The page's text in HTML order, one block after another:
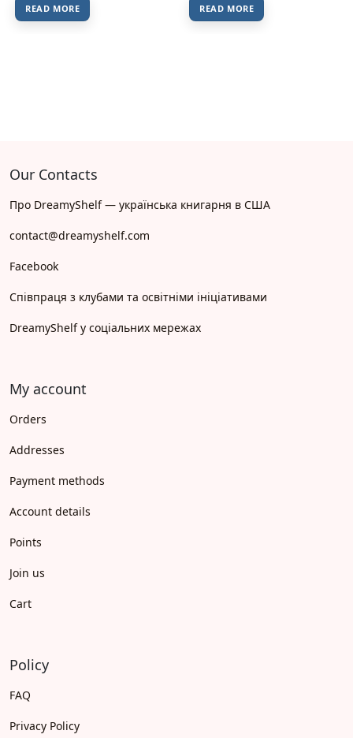
READ MORE READ MORE
Our Contacts
Про DreamyShelf — українська книгарня в США
contact@dreamyshelf.com
Facebook
Співпраця з клубами та освітніми ініціативами
DreamyShelf у соціальних мережах
My account
Orders
Addresses
Payment methods
Account details
Points
Join us
Cart
Policy
FAQ
Privacy Policy